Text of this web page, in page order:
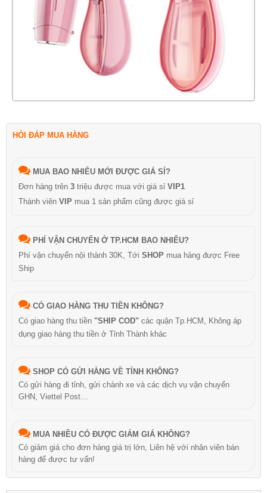
HỎI ĐÁP MUA HÀNG
MUA BAO NHIÊU MỚI ĐƯỢC GIÁ SỈ?
Đơn hàng trên 3 triệu được mua với giá sỉ VIP1
Thành viên VIP mua 1 sản phẩm cũng được giá sỉ
PHÍ VẬN CHUYỂN Ở TP.HCM BAO NHIÊU?
Phí vận chuyển nội thành 30K, Tới SHOP mua hàng được Free
Ship
CÓ GIAO HÀNG THU TIỀN KHÔNG?
Có giao hàng thu tiền "SHIP COD" các quận Tp.HCM, Không áp
dụng giao hàng thu tiền ở Tỉnh Thành khác
SHOP CÓ GỬI HÀNG VỀ TỈNH KHÔNG?
Có gửi hàng đi tỉnh, gửi chành xe và các dịch vụ vận chuyển
GHN, Viettel Post…
MUA NHIỀU CÓ ĐƯỢC GIẢM GIÁ KHÔNG?
Có giảm giá cho đơn hàng giá trị lớn, Liên hệ với nhân viên bán
hàng để được tư vấn!